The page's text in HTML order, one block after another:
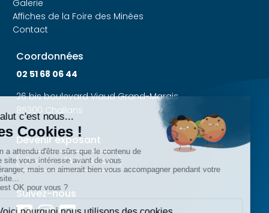
Galerie
Affiches de la Foire des Minées
Contact
Coordonnées
02 51 68 06 44
26 bis boulevard Viaud Grand-Marais
85300 Challans
Devenir exposant
Dossier d'Admission
Suivez-nous